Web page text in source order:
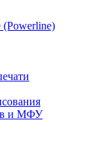
(Powerline)
и МФУ